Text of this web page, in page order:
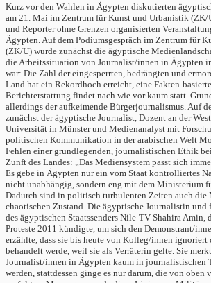
Kurz vor den Wahlen in Ägypten diskutierten
am 21. Mai im Zentrum für Kunst und Urbanistik (ZK/
und Reporter ohne Grenzen organisierten
Ägypten. Auf dem Podiumsgespräch im Zentrum für
(ZK/U) wurde zunächst die ägyptische
die Arbeitssituation von Journalist/innen in Ägypten
war: Die Zahl der eingesperrten, bedrängten und
Land hat ein Rekordhoch erreicht, eine Fakten-
Berichterstattung findet nach wie vor kaum statt.
allerdings der aufkeimende Bürgerjournalismus. Auf
zunächst der ägyptische Journalist, Dozent an der
Universität in Münster und Medienanalyst mit
politischen Kommunikation in der arabischen Welt
Fehlen einer grundlegenden, journalistischen Ethik
Zunft des Landes: „Das Mediensystem passt sich
Es gebe in Ägypten nur ein vom Staat kontrolliertes
nicht unabhängig, sondern eng mit dem Ministerium
Dadurch sind in politisch turbulenten Zeiten auch die
chaotischen Zustand. Die ägyptische Journalistin und
des ägyptischen Staatssenders Nile-TV Shahira Amin,
Proteste 2011 kündigte, um sich den Demonstrant/
erzählte, dass sie bis heute von Kolleg/innen ignoriert
behandelt werde, weil sie als Verräterin gelte. Sie
Journalist/innen in Ägypten kaum in journalistischen
werden, stattdessen ginge es nur darum, die von oben